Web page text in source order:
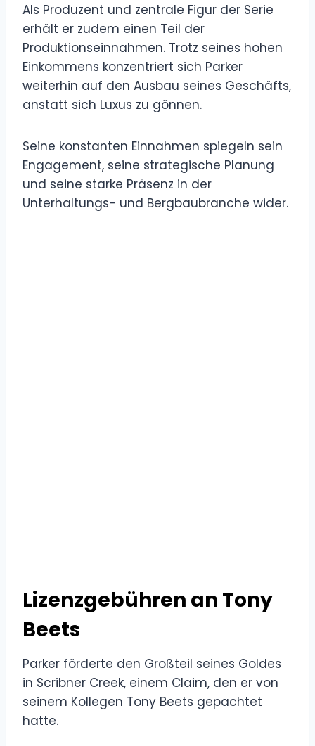
Als Produzent und zentrale Figur der Serie
erhält er zudem einen Teil der
Produktionseinnahmen. Trotz seines hohen
Einkommens konzentriert sich Parker
weiterhin auf den Ausbau seines Geschäfts,
anstatt sich Luxus zu gönnen.
Seine konstanten Einnahmen spiegeln sein
Engagement, seine strategische Planung
und seine starke Präsenz in der
Unterhaltungs- und Bergbaubranche wider.
Lizenzgebühren an Tony
Beets
Parker förderte den Großteil seines Goldes
in Scribner Creek, einem Claim, den er von
seinem Kollegen Tony Beets gepachtet
hatte.